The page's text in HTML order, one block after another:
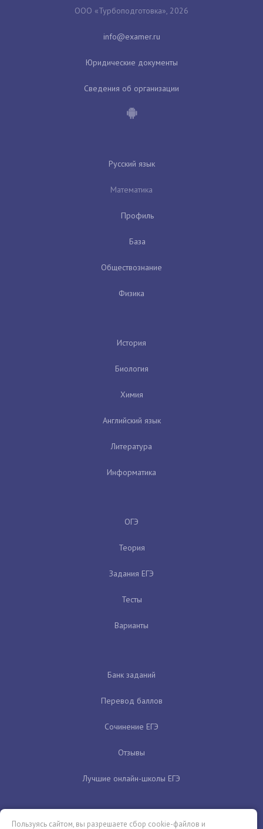
ООО «Турбоподготовка», 2026
Юридические документы
Сведения об организации
Русский язык
Математика
Профиль
База
Обществознание
Физика
История
Биология
Химия
Английский язык
Литература
Информатика
ОГЭ
Теория
Задания ЕГЭ
Тесты
Варианты
Банк заданий
Перевод баллов
Сочинение ЕГЭ
Отзывы
Лучшие онлайн-школы ЕГЭ
Пользуясь сайтом, вы разрешаете сбор cookie-файлов и